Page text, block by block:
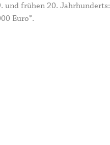
und frühen 20. Jahrhunderts:
Euro*.